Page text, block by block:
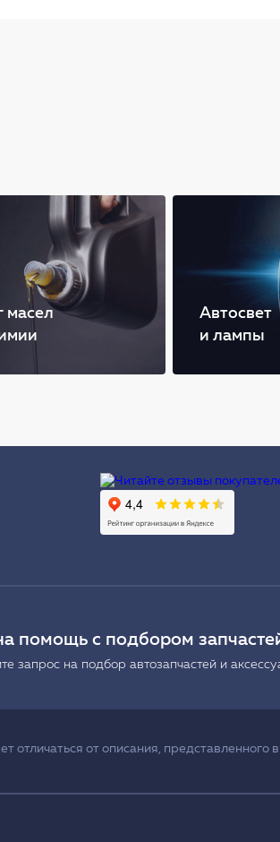
масел
Автосвет
и лампы
помощь с подбором
запрос на подбор автозапчастей и
от описания, представленного